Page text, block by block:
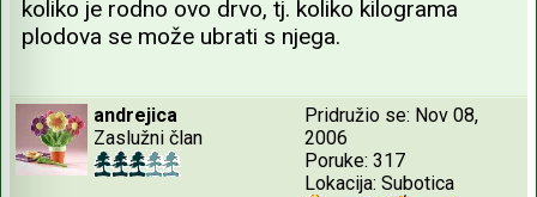
koliko je rodno ovo drvo, tj. koliko kilograma
plodova se može ubrati s njega.
andrejica
Zaslužni član
Pridružio se: Nov 08,
2006
Poruke: 317
Lokacija: Subotica